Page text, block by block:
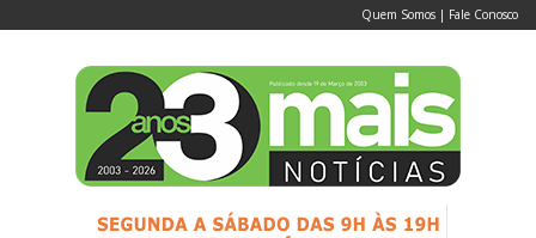
Quem Somos | Fale Conosco